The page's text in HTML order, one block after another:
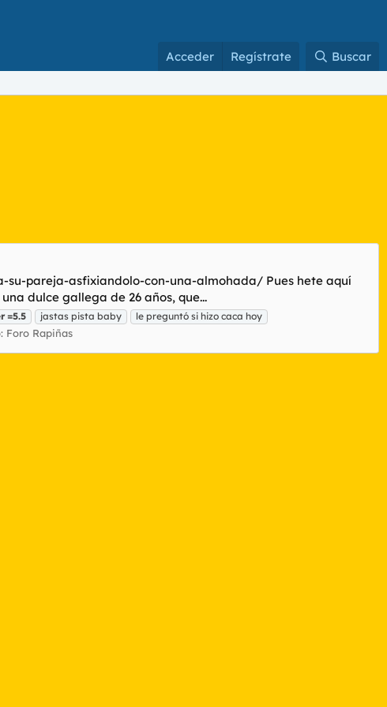
Acceder Regístrate Buscar
pareja-asfixiandolo-con-una-almohada/ Pues hete aquí
dulce gallega de 26 años, que...
=5.5 jastas pista baby
le preguntó si hizo caca hoy
Foro Rapiñas